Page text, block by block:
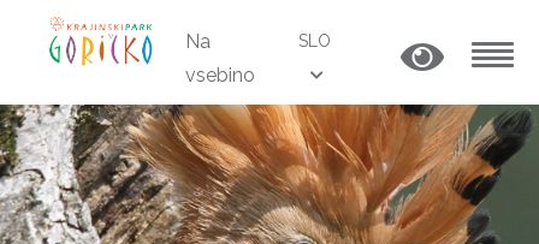
Na
vsebino
SLO